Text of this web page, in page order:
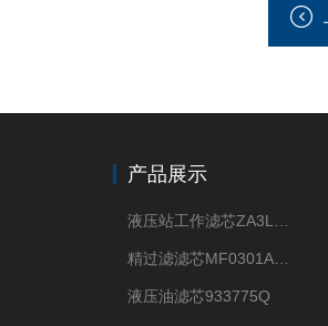
产品展示
液压油滤芯933775Q